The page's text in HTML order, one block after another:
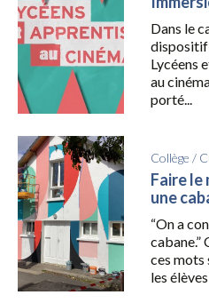
Dans le
dispositif
Lycéens
au
porté...
Collège /
Faire le
une
“On a
cabane.”
ces mots
les élèves